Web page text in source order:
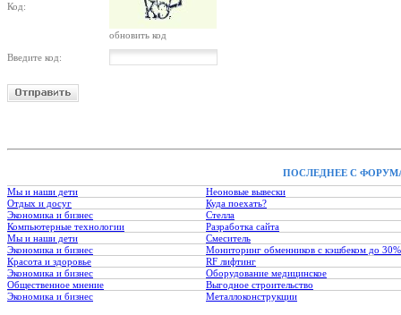
Код:
обновить код
Введите код:
ПОСЛЕДНЕЕ С
Мы и наши дети
Неоновые вывески
Отдых и досуг
Куда поехать?
Экономика и бизнес
Стелла
Компьютерные технологии
Разработка сайта
Мы и наши дети
Смеситель
Экономика и бизнес
Мониторинг обменников с кэшбеком до 30%
Красота и здоровье
RF лифтинг
Экономика и бизнес
Оборудование медицинское
Общественное мнение
Выгодное строительство
Экономика и бизнес
Металлоконструкции